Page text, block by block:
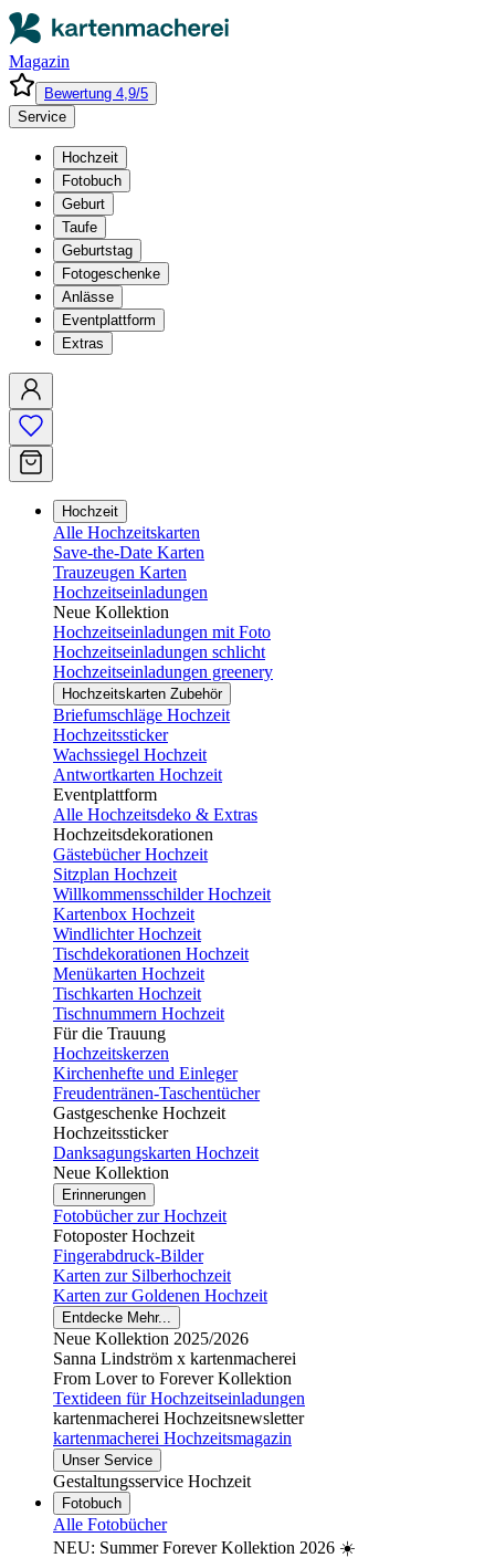
Magazin
Bewertung 4,9/5
Service
Hochzeit
Fotobuch
Geburt
Taufe
Geburtstag
Fotogeschenke
Anlässe
Eventplattform
Extras
Hochzeit
Alle Hochzeitskarten
Save-the-Date Karten
Trauzeugen Karten
Hochzeitseinladungen
Neue Kollektion
Hochzeitseinladungen mit Foto
Hochzeitseinladungen schlicht
Hochzeitseinladungen greenery
Hochzeitskarten Zubehör
Briefumschläge Hochzeit
Hochzeitssticker
Wachssiegel Hochzeit
Antwortkarten Hochzeit
Eventplattform
Alle Hochzeitsdeko & Extras
Hochzeitsdekorationen
Gästebücher Hochzeit
Sitzplan Hochzeit
Willkommensschilder Hochzeit
Kartenbox Hochzeit
Windlichter Hochzeit
Tischdekorationen Hochzeit
Menükarten Hochzeit
Tischkarten Hochzeit
Tischnummern Hochzeit
Für die Trauung
Hochzeitskerzen
Kirchenhefte und Einleger
Freudentränen-Taschentücher
Gastgeschenke Hochzeit
Hochzeitssticker
Danksagungskarten Hochzeit
Neue Kollektion
Erinnerungen
Fotobücher zur Hochzeit
Fotoposter Hochzeit
Fingerabdruck-Bilder
Karten zur Silberhochzeit
Karten zur Goldenen Hochzeit
Entdecke Mehr...
Neue Kollektion 2025/2026
Sanna Lindström x kartenmacherei
From Lover to Forever Kollektion
Textideen für Hochzeitseinladungen
kartenmacherei Hochzeitsnewsletter
kartenmacherei Hochzeitsmagazin
Unser Service
Gestaltungsservice Hochzeit
Fotobuch
Alle Fotobücher
NEU: Summer Forever Kollektion 2026 ☀️